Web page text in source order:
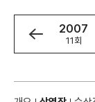
2008
12회
2007
11회